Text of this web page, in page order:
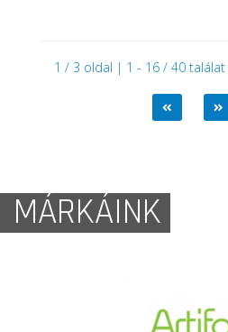
1 / 3 oldal | 1 - 16 / 40 találat
MÁRKÁINK